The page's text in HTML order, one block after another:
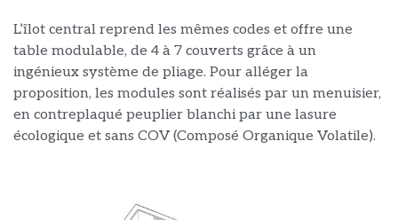
L’îlot central reprend les mêmes codes et offre une
table modulable, de 4 à 7 couverts grâce à un
ingénieux système de pliage. Pour alléger la
proposition, les modules sont réalisés par un menuisier,
en contreplaqué peuplier blanchi par une lasure
écologique et sans COV (Composé Organique Volatile).